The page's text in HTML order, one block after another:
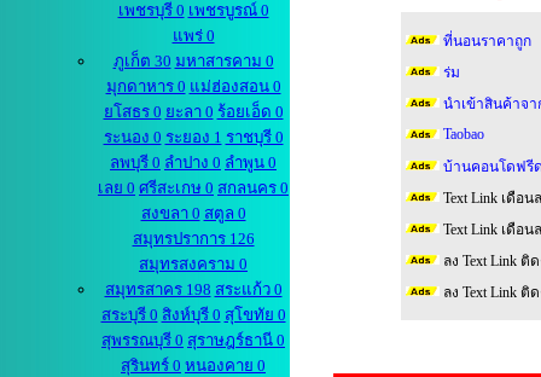
เพชรบุรี 0 เพชรบูรณ์ 0
แพร่ 0
ภูเก็ต 30 มหาสารคาม 0
มุกดาหาร 0 แม่ฮ่องสอน 0
ยโสธร 0 ยะลา 0 ร้อยเอ็ด 0
ระนอง 0 ระยอง 1 ราชบุรี 0
ลพบุรี 0 ลำปาง 0 ลำพูน 0
เลย 0 ศรีสะเกษ 0 สกลนคร 0
สงขลา 0 สตูล 0
สมุทรปราการ 126
สมุทรสงคราม 0
สมุทรสาคร 198 สระแก้ว 0
สระบุรี 0 สิงห์บุรี 0 สุโขทัย 0
สุพรรณบุรี 0 สุราษฎร์ธานี 0
สุรินทร์ 0 หนองคาย 0
ที่นอนราคาถูก
ร่ม
นำเข้าสินค้าจา
Taobao
บ้านคอนโดฟรี
Text Link เดือน
Text Link เดือน
ลง Text Link ติด
ลง Text Link ติด